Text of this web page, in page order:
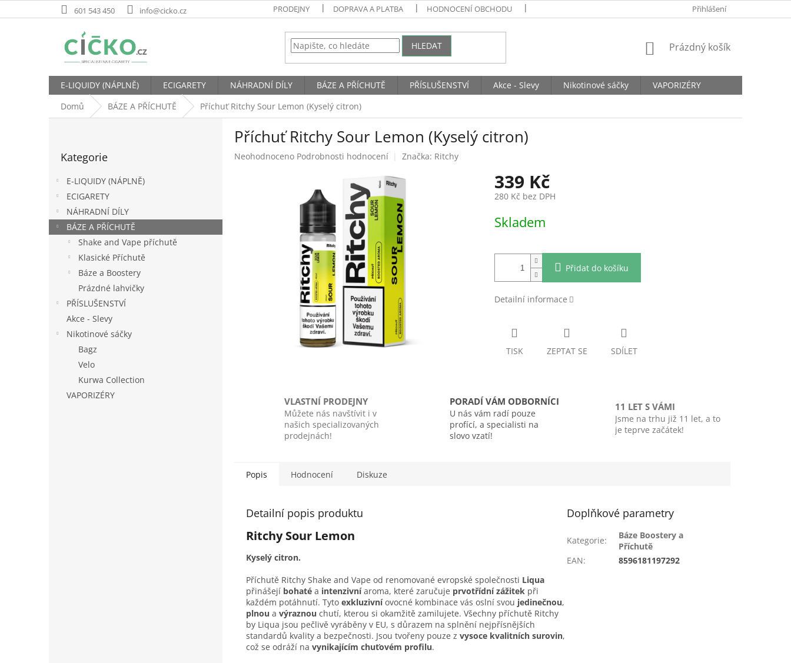
na
601 543 450 info@cicko.cz PRODEJNY DOPRAVA A PLATBA HODNOCENÍ OBCHODU Přihlášení
HLEDAT
NÁKUPNÍ
Prázdný košík
E-LIQUIDY (NÁPLNĚ) ECIGARETY NÁHRADNÍ DÍLY BÁZE A PŘÍCHUTĚ PŘÍSLUŠENSTVÍ Akce - Slevy Nikotinové sáčky
VAPORIZÉRY
Domů
BÁZE A PŘÍCHUTĚ Příchuť Ritchy Sour Lemon (Kyselý citron)
kategorie
Kategorie
E-LIQUIDY (NÁPLNĚ)
ECIGARETY
NÁHRADNÍ DÍLY
BÁZE A PŘÍCHUTĚ
Shake and Vape příchutě
Klasické Příchutě
Báze a Boostery
Prázdné lahvičky
PŘÍSLUŠENSTVÍ
Akce - Slevy
Nikotinové sáčky
Bagz
Velo
Kurwa Collection
VAPORIZÉRY
Příchuť Ritchy Sour Lemon (Kyselý citron)
Průměrné
Neohodnoceno Podrobnosti hodnocení Značka: Ritchy
339 Kč
280 Kč bez DPH
cena:
Skladem
Přidat do košíku
Detailní informace
TISK ZEPTAT SE SDÍLET
VLASTNÍ PRODEJNY
Můžete nás navštívit i v
našich specializovaných
prodejnách!
PORADÍ VÁM ODBORNÍCI
U nás vám radí pouze
profící, a specialisti na
slovo vzatí!
11 LET S VÁMI
Jsme na trhu již 11 let, a to
je teprve začátek!
Popis Hodnocení Diskuze
Detailní popis produktu
Ritchy Sour Lemon
Kyselý citron.
Příchutě Ritchy Shake and Vape od renomované evropské společnosti Liqua
přinášejí bohaté a intenzivníaroma, které zaručuje prvotřídní zážitek při
každém potáhnutí. Tyto exkluzivníovocné kombinace vás oslní svou jedinečnou,
plnou a výraznou chutí, kterou si okamžitě zamilujete. Všechny příchutě Ritchy
by Liqua jsou pečlivě vyráběny v EU, s důrazem na splnění nejpřísnějších
standardů kvality a bezpečnosti. Jsou tvořeny pouze z vysoce kvalitních surovin,
což se odráží na vynikajícím chuťovém profilu.
Doplňkové parametry
Kategorie:
Báze Boostery a
Příchutě
EAN: 8596181197292